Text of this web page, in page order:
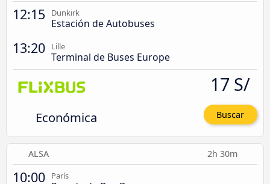
12:15 Dunkirk
Estación de Autobuses
13:20 Lille
Terminal de Buses Europe
Económica
17 S/
Buscar
ALSA 2h 30m
10:00 París